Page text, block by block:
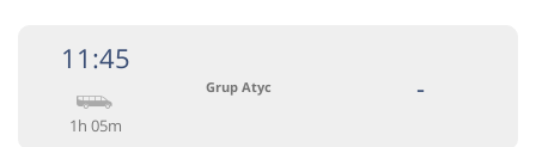
11:45
1h 05m
Grup Atyc -